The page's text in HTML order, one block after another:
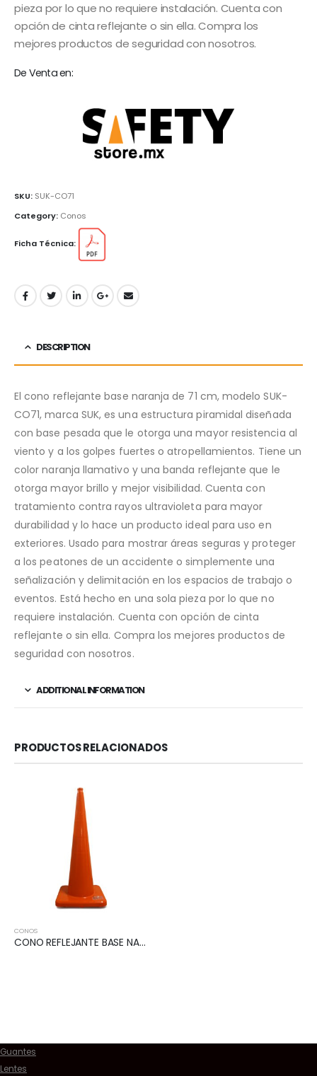
pieza por lo que no requiere instalación. Cuenta con
opción de cinta reflejante o sin ella. Compra los
mejores productos de seguridad con nosotros.
De Venta en:
SKU: SUK-CO71
Category: Conos
Ficha Técnica:
DESCRIPTION
El cono reflejante base naranja de 71 cm, modelo SUK-
CO71, marca SUK, es una estructura piramidal diseñada
con base pesada que le otorga una mayor resistencia al
viento y a los golpes fuertes o atropellamientos. Tiene un
color naranja llamativo y una banda reflejante que le
otorga mayor brillo y mejor visibilidad. Cuenta con
tratamiento contra rayos ultravioleta para mayor
durabilidad y lo hace un producto ideal para uso en
exteriores. Usado para mostrar áreas seguras y proteger
a los peatones de un accidente o simplemente una
señalización y delimitación en los espacios de trabajo o
eventos. Está hecho en una sola pieza por lo que no
requiere instalación. Cuenta con opción de cinta
reflejante o sin ella. Compra los mejores productos de
seguridad con nosotros.
ADDITIONAL INFORMATION
PRODUCTOS RELACIONADOS
CONOS
CONO REFLEJANTE BASE NARANJA 91 CM
Guantes
Lentes